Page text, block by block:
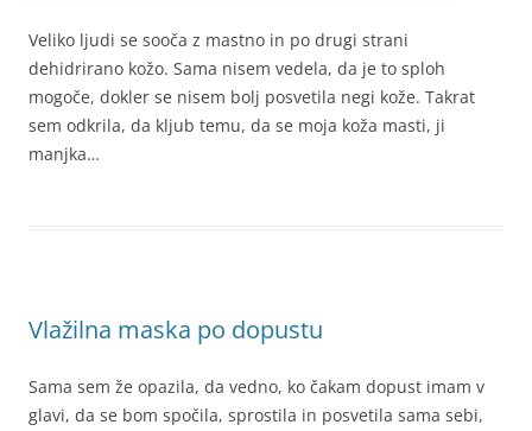
Veliko ljudi se sooča z mastno in po drugi strani
dehidrirano kožo. Sama nisem vedela, da je to sploh
mogoče, dokler se nisem bolj posvetila negi kože. Takrat
sem odkrila, da kljub temu, da se moja koža masti, ji
manjka…
Vlažilna maska po dopustu
Sama sem že opazila, da vedno, ko čakam dopust imam v
glavi, da se bom spočila, sprostila in posvetila sama sebi,